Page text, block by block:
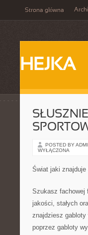
Strona główna
HEJKA
POSTED BY
WYŁĄCZONA
Świat jaki znajduje
Szukasz fachowej
jakości, stałych
znajdziesz gabloty
poprzez gabloty